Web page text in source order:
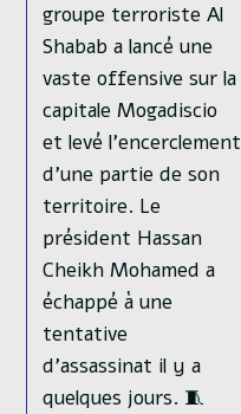
groupe terroriste Al
Shabab a lancé une
vaste offensive sur la
capitale Mogadiscio
et levé l'encerclement
d'une partie de son
territoire. Le
président Hassan
Cheikh Mohamed a
échappé à une
tentative
d'assassinat il y a
quelques jours. 🧵